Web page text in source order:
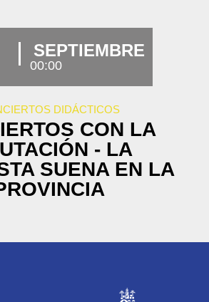
SEPTIEMBRE
00:00
DIDÁCTICOS
CON LA
- LA
SUENA EN LA